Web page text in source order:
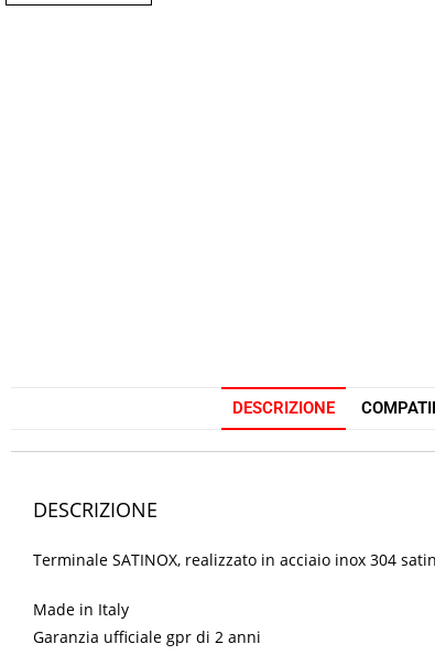
DESCRIZIONE
DESCRIZIONE
Terminale SATINOX, realizzato in acciaio inox 304
Made in Italy
Garanzia ufficiale gpr di 2 anni